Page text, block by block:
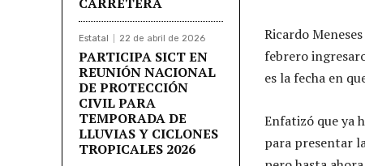
Estatal 22 de abril de 2026
PARTICIPA SICT EN
REUNIÓN NACIONAL
DE PROTECCIÓN
CIVIL PARA
TEMPORADA DE
LLUVIAS Y CICLONES
TROPICALES 2026
Ricardo
febrero
es la fecha en
Enfatizó que ya
para presentar